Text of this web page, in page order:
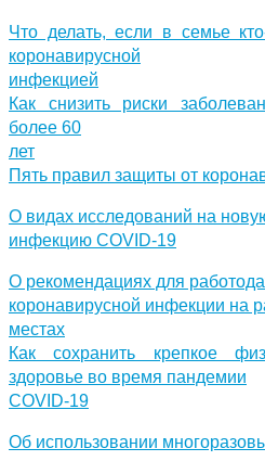
Что делать, если в семье
коронавирусной
инфекцией
Как снизить риски
более 60
лет
Пять правил защиты от
О видах исследований на
инфекцию COVID-19
О рекомендациях для
коронавирусной инфекции на
местах
Как сохранить крепкое
здоровье во время пандемии
COVID-19
Об использовании